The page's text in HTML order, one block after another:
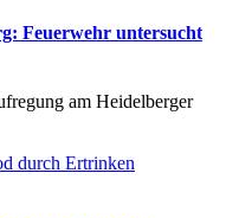
Feuerwehr untersucht
am Heidelberger